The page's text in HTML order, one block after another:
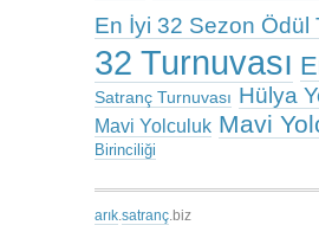
En İyi 32 Sezon Ödül
32 Turnuvası
Satranç Turnuvası Hülya
Mavi Yolculuk Mavi
Birinciliği
arık.satranç.biz